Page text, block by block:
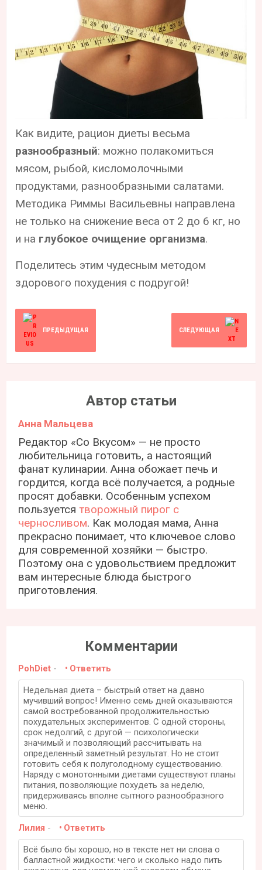
Как видите, рацион диеты весьма
разнообразный: можно полакомиться
мясом, рыбой, кисломолочными
продуктами, разнообразными салатами.
Методика Риммы Васильевны направлена
не только на снижение веса от 2 до 6 кг, но
и на глубокое очищение организма.
Поделитесь этим чудесным методом
здорового похудения с подругой!
ПРЕДЫДУЩАЯ СЛЕДУЮЩАЯ
Автор статьи
Анна Мальцева
Редактор «Со Вкусом» — не просто
любительница готовить, а настоящий
фанат кулинарии. Анна обожает печь и
гордится, когда всё получается, а родные
просят добавки. Особенным успехом
пользуетсятворожный пирог с
черносливом. Как молодая мама, Анна
прекрасно понимает, что ключевое слово
для современной хозяйки — быстро.
Поэтому она с удовольствием предложит
вам интересные блюда быстрого
приготовления.
Комментарии
PohDiet - Ответить
Недельная диета – быстрый ответ на давно
мучивший вопрос! Именно семь дней оказываются
самой востребованной продолжительностью
похудательных экспериментов. С одной стороны,
срок недолгий, с другой — психологически
значимый и позволяющий рассчитывать на
определенный заметный результат. Но не стоит
готовить себя к полуголодному существованию.
Наряду с монотонными диетами существуют планы
питания, позволяющие похудеть за неделю,
придерживаясь вполне сытного разнообразного
меню.
Лилия - Ответить
Всё было бы хорошо, но в тексте нет ни слова о
балластной жидкости: чего и сколько надо пить